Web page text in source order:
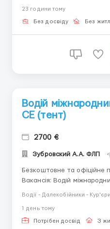
на заданные темы Условия -Удалённый формат без
23 години тому
Без досвіду Без
Водій
СЕ (тент)
2700 €
Зубровский А.А. ФЛП
Безкоштовне та офіційне
Вакансія: Водій
(тент).Опис вакансії:
для вантажних перевезень
FR, ESP, Nl, BE, LUX, IT,
Водії - Далекобійники - Кур'єри
1 день тому
Потрібен досвід З